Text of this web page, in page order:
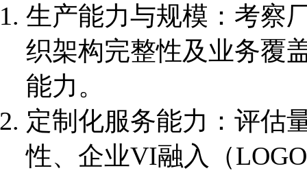
生产能力与规模：考察
织架构完整性及业务覆
能力。
定制化服务能力：评估
性、企业VI融入（